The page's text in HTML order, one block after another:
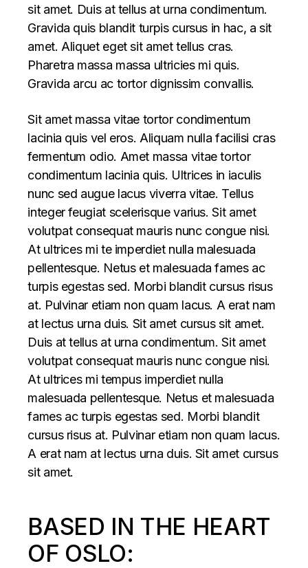
sit amet. Duis at tellus at urna condimentum.
Gravida quis blandit turpis cursus in hac, a sit
amet. Aliquet eget sit amet tellus cras.
Pharetra massa massa ultricies mi quis.
Gravida arcu ac tortor dignissim convallis.
Sit amet massa vitae tortor condimentum
lacinia quis vel eros. Aliquam nulla facilisi cras
fermentum odio. Amet massa vitae tortor
condimentum lacinia quis. Ultrices in iaculis
nunc sed augue lacus viverra vitae. Tellus
integer feugiat scelerisque varius. Sit amet
volutpat consequat mauris nunc congue nisi.
At ultrices mi te imperdiet nulla malesuada
pellentesque. Netus et malesuada fames ac
turpis egestas sed. Morbi blandit cursus risus
at. Pulvinar etiam non quam lacus. A erat nam
at lectus urna duis. Sit amet cursus sit amet.
Duis at tellus at urna condimentum. Sit amet
volutpat consequat mauris nunc congue nisi.
At ultrices mi tempus imperdiet nulla
malesuada pellentesque. Netus et malesuada
fames ac turpis egestas sed. Morbi blandit
cursus risus at. Pulvinar etiam non quam lacus.
A erat nam at lectus urna duis. Sit amet cursus
sit amet.
BASED IN THE HEART
OF OSLO: